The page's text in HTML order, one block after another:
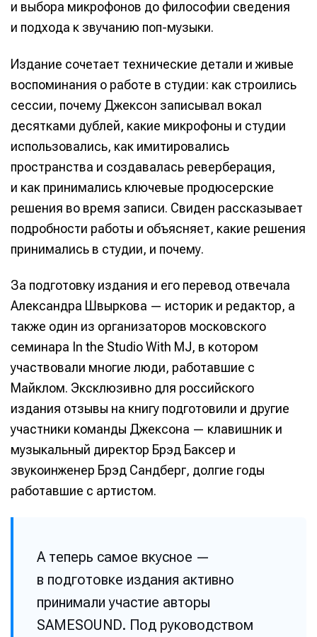
и выбора микрофонов до философии сведения
и подхода к звучанию поп-музыки.
Издание сочетает технические детали и живые
воспоминания о работе в студии: как строились
сессии, почему Джексон записывал вокал
десятками дублей, какие микрофоны и студии
использовались, как имитировались
пространства и создавалась реверберация,
и как принимались ключевые продюсерские
решения во время записи. Свиден рассказывает
подробности работы и объясняет, какие решения
принимались в студии, и почему.
За подготовку издания и его перевод отвечала
Александра Швыркова — историк и редактор, а
также один из организаторов московского
семинара In the Studio With MJ, в котором
участвовали многие люди, работавшие с
Майклом. Эксклюзивно для российского
издания отзывы на книгу подготовили и другие
участники команды Джексона — клавишник и
музыкальный директор Брэд Баксер и
звукоинженер Брэд Сандберг, долгие годы
работавшие с артистом.
А теперь самое вкусное —
в подготовке издания активно
принимали участие авторы
SAMESOUND. Под руководством